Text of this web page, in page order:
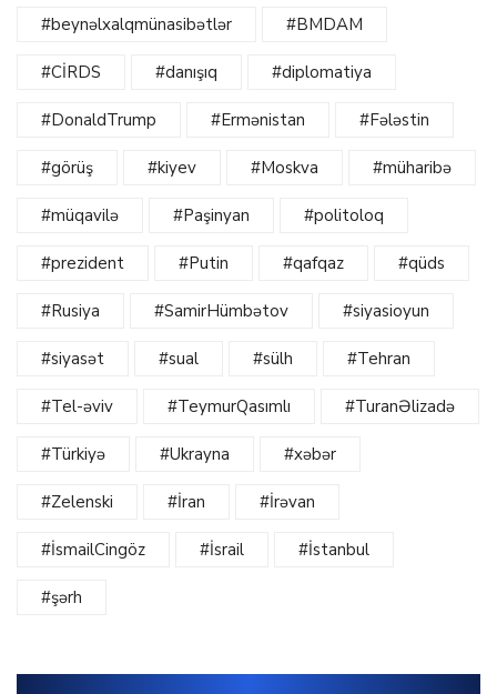
#beynəlxalqmünasibətlər #BMDAM
#CİRDS #danışıq #diplomatiya
#DonaldTrump #Ermənistan #Fələstin
#görüş #kiyev #Moskva #müharibə
#müqavilə #Paşinyan #politoloq
#prezident #Putin #qafqaz #qüds
#Rusiya #SamirHümbətov #siyasioyun
#siyasət #sual #sülh #Tehran
#Tel-əviv #TeymurQasımlı #TuranƏlizadə
#Türkiyə #Ukrayna #xəbər
#Zelenski #İran #İrəvan
#İsmailCingöz #İsrail #İstanbul
#şərh